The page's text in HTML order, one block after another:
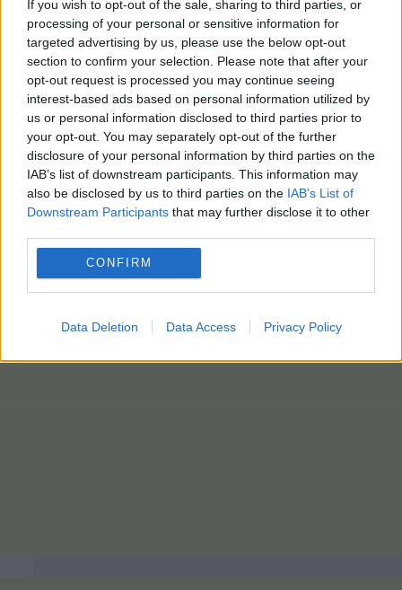
If you wish to opt-out of the sale, sharing to third parties, or
processing of your personal or sensitive information for
targeted advertising by us, please use the below opt-out
section to confirm your selection. Please note that after your
opt-out request is processed you may continue seeing
interest-based ads based on personal information utilized by
us or personal information disclosed to third parties prior to
your opt-out. You may separately opt-out of the further
disclosure of your personal information by third parties on the
IAB’s list of downstream participants. This information may
also be disclosed by us to third parties on the IAB’s List of
Downstream Participants that may further disclose it to other
CONFIRM
Data Deletion Data Access Privacy Policy